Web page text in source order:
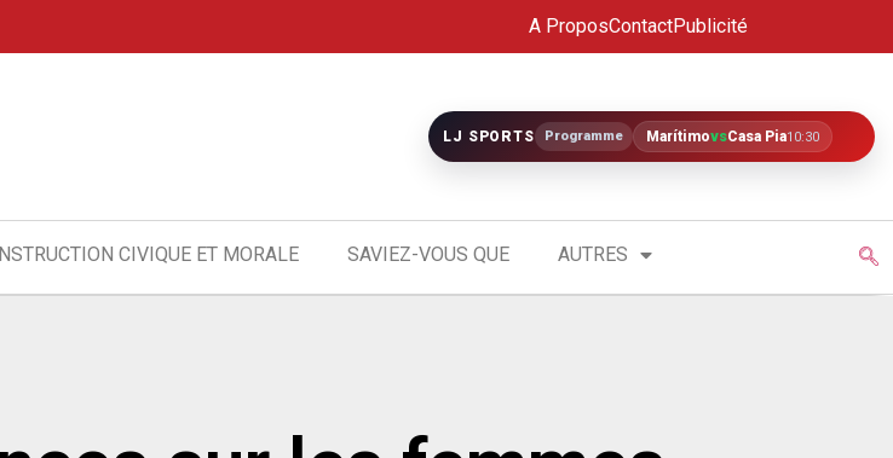
A ProposContactPublicité
LJ SPORTS Programme MarítimovsCasa Pia10:30
INSTRUCTION CIVIQUE ET MORALE SAVIEZ-VOUS QUE AUTRES